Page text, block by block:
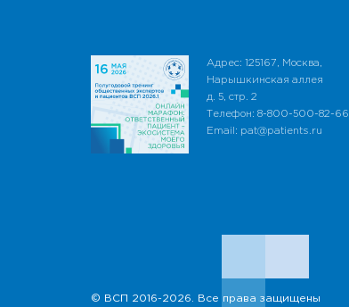
Адрес: 125167, Москва,
Нарышкинская аллея
д. 5, стр. 2
Телефон: 8-800-500-82-66
Email: pat@patients.ru
© ВСП 2016-2026. Все права защищены